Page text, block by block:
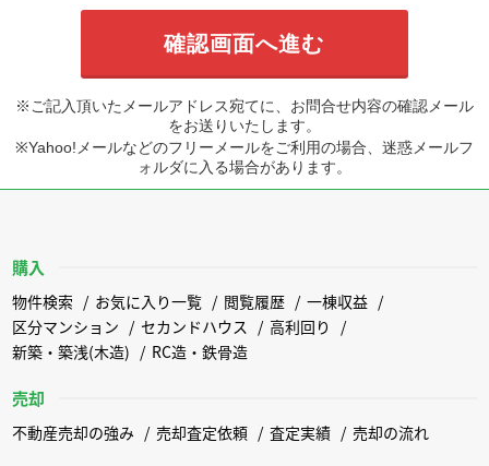
※ご記入頂いたメールアドレス宛てに、お問合せ内容の確認メール
をお送りいたします。
※Yahoo!メールなどのフリーメールをご利用の場合、迷惑メールフ
ォルダに入る場合があります。
購入
物件検索 お気に入り一覧 閲覧履歴
一棟収益
区分マンション
セカンドハウス
高利回り
新築・築浅(木造)
RC造・鉄骨造
売却
不動産売却の強み 売却査定依頼 査定実績 売却の流れ